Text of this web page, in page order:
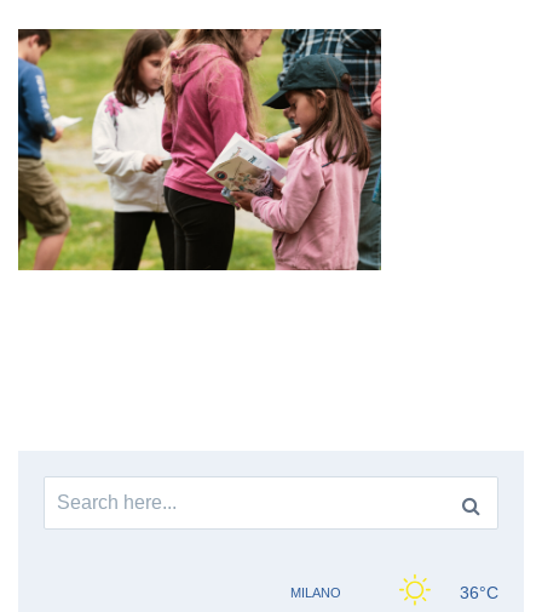
Search
for: